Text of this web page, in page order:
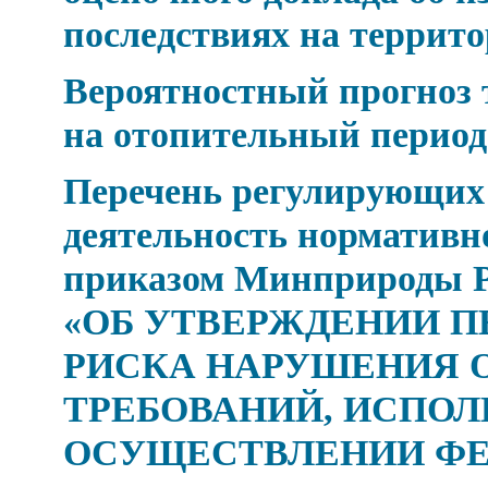
последствиях на
Вероятностный
на отопительный
Перечень
деятельность
приказом Минприроды
«ОБ УТВЕРЖДЕНИИ
РИСКА НАРУШЕНИЯ
ТРЕБОВАНИЙ,
ОСУЩЕСТВЛЕНИИ